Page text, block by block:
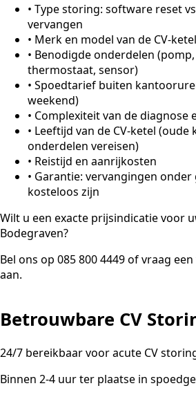
• Type storing: software reset
vervangen
• Merk en model van de CV-ketel
• Benodigde onderdelen
thermostaat, sensor)
• Spoedtarief buiten
weekend)
• Complexiteit van de diagnose
• Leeftijd van de CV-ketel
onderdelen vereisen)
• Reistijd en aanrijkosten
• Garantie: vervangingen
kosteloos zijn
Wilt u een exacte prijsindicatie voor
Bodegraven?
Bel ons op 085 800 4449 of vraag
aan.
Betrouwbare CV
24/7 bereikbaar voor acute CV
Binnen 2-4 uur ter plaatse in